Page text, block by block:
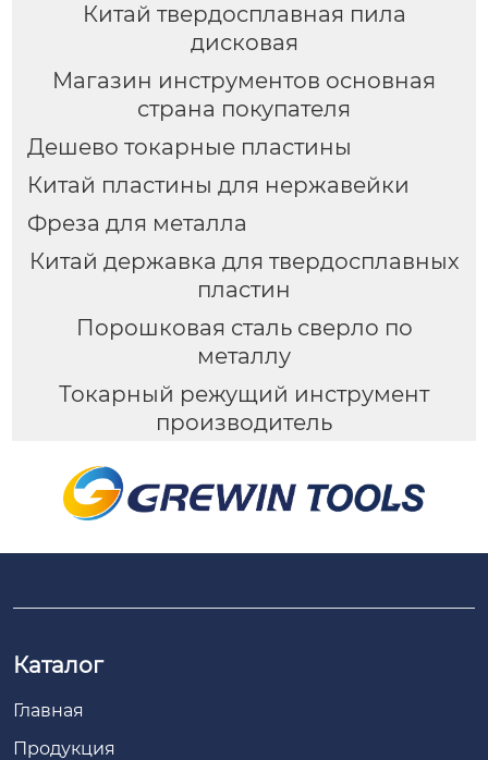
Китай твердосплавная пила
дисковая
Магазин инструментов основная
страна покупателя
Дешево токарные пластины
Китай пластины для нержавейки
Фреза для металла
Китай державка для твердосплавных
пластин
Порошковая сталь сверло по
металлу
Токарный режущий инструмент
производитель
Каталог
Главная
Продукция